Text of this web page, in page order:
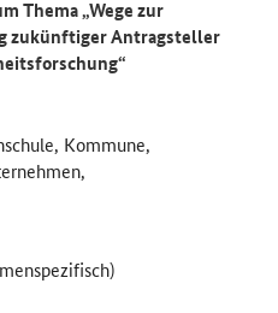
Thema „Wege zur
zukünftiger Antragsteller
Kommune,